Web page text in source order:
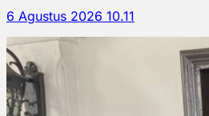
6 Agustus 2026 10.11